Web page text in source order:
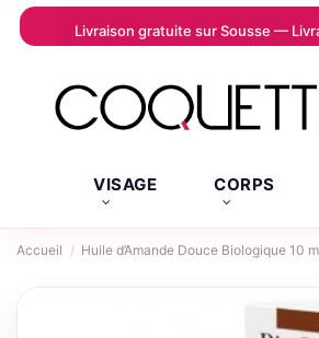
Livraison gratuite sur Sousse —
VISAGE CORPS
Accueil Huile d’Amande Douce Biologique 10